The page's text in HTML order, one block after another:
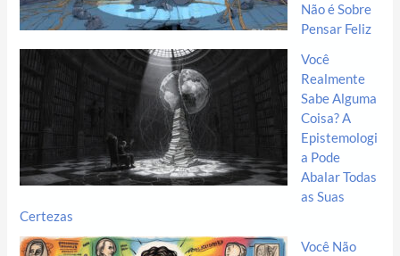
Não é Sobre
Pensar Feliz
Você
Realmente
Sabe Alguma
Coisa? A
Epistemologi
a Pode
Abalar Todas
as Suas
Certezas
Você Não